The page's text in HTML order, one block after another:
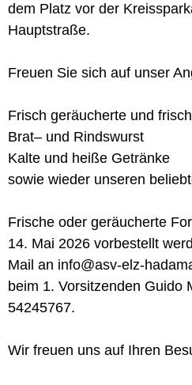
dem Platz vor der
Hauptstraße.
Freuen Sie sich auf unser
Frisch geräucherte und
Brat– und Rindswurst
Kalte und heiße Getränke
sowie wieder unseren
Frische oder geräucherte
14. Mai 2026 vorbestellt
Mail an info@asv-elz-
beim 1. Vorsitzenden Guido
54245767.
Wir freuen uns auf Ihren